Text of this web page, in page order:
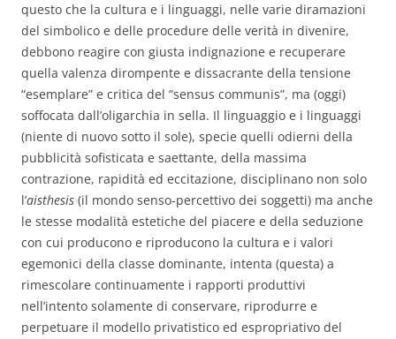
questo che la cultura e i linguaggi, nelle varie diramazioni
del simbolico e delle procedure delle verità in divenire,
debbono reagire con giusta indignazione e recuperare
quella valenza dirompente e dissacrante della tensione
“esemplare” e critica del “sensus communis”, ma (oggi)
soffocata dall’oligarchia in sella. Il linguaggio e i linguaggi
(niente di nuovo sotto il sole), specie quelli odierni della
pubblicità sofisticata e saettante, della massima
contrazione, rapidità ed eccitazione, disciplinano non solo
l’aisthesis (il mondo senso-percettivo dei soggetti) ma anche
le stesse modalità estetiche del piacere e della seduzione
con cui producono e riproducono la cultura e i valori
egemonici della classe dominante, intenta (questa) a
rimescolare continuamente i rapporti produttivi
nell’intento solamente di conservare, riprodurre e
perpetuare il modello privatistico ed espropriativo del